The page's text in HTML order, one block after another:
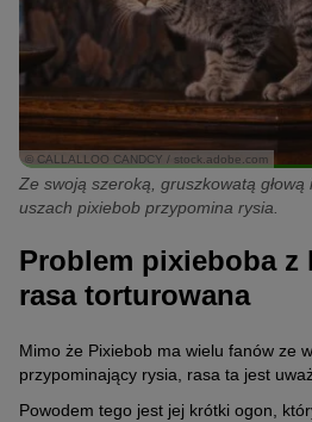
© CALLALLOO CANDCY / stock.adobe.com
Ze swoją szeroką, gruszkowatą głową
uszach pixiebob przypomina rysia.
Problem pixieboba z
rasa torturowana
Mimo że Pixiebob ma wielu fanów ze
przypominający rysia, rasa ta jest
Powodem tego jest jej krótki ogon,